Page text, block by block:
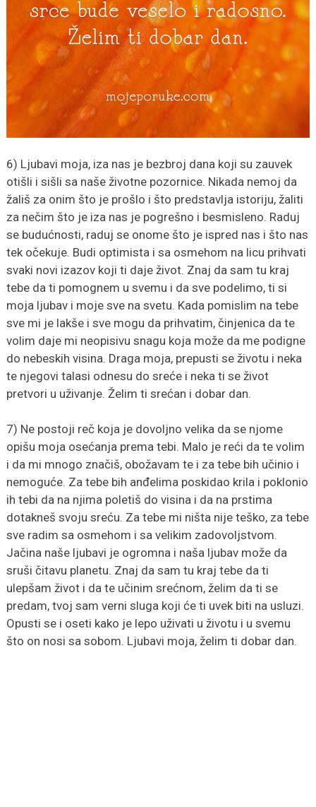
6) Ljubavi moja, iza nas je bezbroj dana koji su zauvek
otišli i sišli sa naše životne pozornice. Nikada nemoj da
žališ za onim što je prošlo i što predstavlja istoriju, žaliti
za nečim što je iza nas je pogrešno i besmisleno. Raduj
se budućnosti, raduj se onome što je ispred nas i što nas
tek očekuje. Budi optimista i sa osmehom na licu prihvati
svaki novi izazov koji ti daje život. Znaj da sam tu kraj
tebe da ti pomognem u svemu i da sve podelimo, ti si
moja ljubav i moje sve na svetu. Kada pomislim na tebe
sve mi je lakše i sve mogu da prihvatim, činjenica da te
volim daje mi neopisivu snagu koja može da me podigne
do nebeskih visina. Draga moja, prepusti se životu i neka
te njegovi talasi odnesu do sreće i neka ti se život
pretvori u uživanje. Želim ti srećan i dobar dan.
7) Ne postoji reč koja je dovoljno velika da se njome
opišu moja osećanja prema tebi. Malo je reći da te volim
i da mi mnogo značiš, obožavam te i za tebe bih učinio i
nemoguće. Za tebe bih anđelima poskidao krila i poklonio
ih tebi da na njima poletiš do visina i da na prstima
dotakneš svoju sreću. Za tebe mi ništa nije teško, za tebe
sve radim sa osmehom i sa velikim zadovoljstvom.
Jačina naše ljubavi je ogromna i naša ljubav može da
sruši čitavu planetu. Znaj da sam tu kraj tebe da ti
ulepšam život i da te učinim srećnom, želim da ti se
predam, tvoj sam verni sluga koji će ti uvek biti na usluzi.
Opusti se i oseti kako je lepo uživati u životu i u svemu
što on nosi sa sobom. Ljubavi moja, želim ti dobar dan.